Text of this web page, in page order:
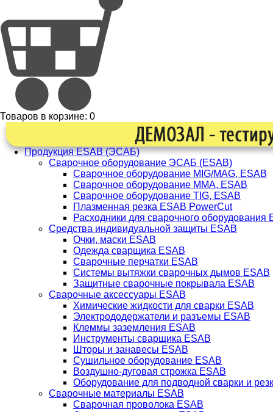
Товаров в корзине: 0
Продукция ESAB (ЭСАБ)
Сварочное оборудование ЭСАБ (ESAB)
Сварочное оборудование MIG/MAG, ESAB
Сварочное оборудование ММА, ESAB
Сварочное оборудование TIG, ESAB
Плазменная резка ESAB PowerCut
Расходники для сварочного оборудования
Средства индивидуальной защиты ESAB
Очки, маски ESAB
Одежда сварщика ESAB
Сварочные перчатки ESAB
Системы вытяжки сварочных дымов ESAB
Защитные сварочные покрывала ESAB
Сварочные аксессуары ESAB
Химические жидкости для сварки ESAB
Электрододержатели и разъемы ESAB
Клеммы заземления ESAB
Инструменты сварщика ESAB
Шторы и занавесы ESAB
Сушильное оборудование ESAB
Воздушно-дуговая строжка ESAB
Оборудование для подводной сварки и
Сварочные материалы ESAB
Сварочная проволока ESAB